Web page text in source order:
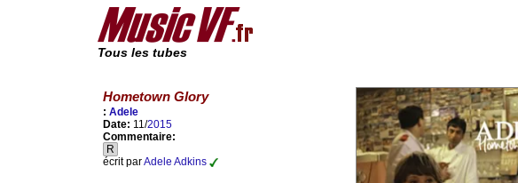
Tous les tubes
Hometown Glory
: Adele
Date: 11/2015
Commentaire:
R
écrit parAdele Adkins